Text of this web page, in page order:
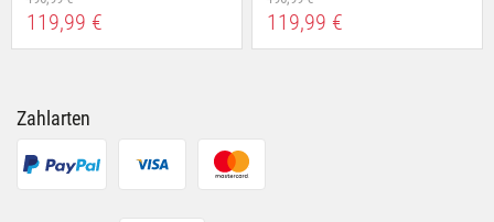
119,99 € 119,99 €
Zahlarten